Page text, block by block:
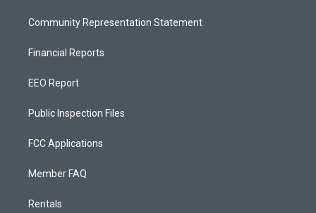
Community Representation Statement
Financial Reports
EEO Report
Public Inspection Files
FCC Applications
Member FAQ
Rentals